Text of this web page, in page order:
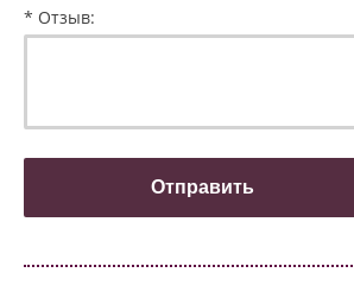
* Отзыв: